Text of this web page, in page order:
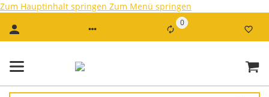
Zum Hauptinhalt springen Zum Menü springen
0